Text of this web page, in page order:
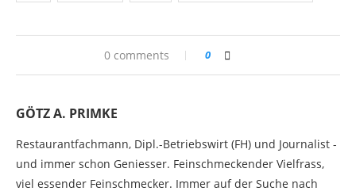
0 comments 0
GÖTZ A. PRIMKE
Restaurantfachmann, Dipl.-Betriebswirt (FH) und Journalist -
und immer schon Geniesser. Feinschmeckender Vielfrass,
viel essender Feinschmecker. Immer auf der Suche nach